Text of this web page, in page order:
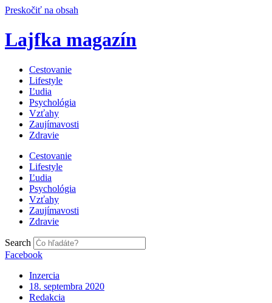
Preskočiť na obsah
Lajfka magazín
Cestovanie
Lifestyle
Ľudia
Psychológia
Vzťahy
Zaujímavosti
Zdravie
Cestovanie
Lifestyle
Ľudia
Psychológia
Vzťahy
Zaujímavosti
Zdravie
Search
Facebook
Inzercia
18. septembra 2020
Redakcia